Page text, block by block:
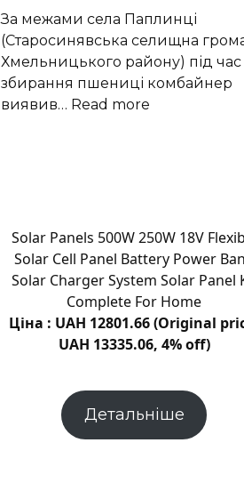
історії
Європи
За межами села Паплинці
(Старосинявська селищна
Хмельницького району) під час
збирання пшениці комбайнер
виявив… Read more
під
час
жнив
на
Solar Panels 500W 250W 18V
Solar Cell Panel Battery Power
Solar Charger System Solar Panel
Complete For Home
Ціна : UAH 12801.66 (Original
UAH 13335.06, 4% off)
Детальніше